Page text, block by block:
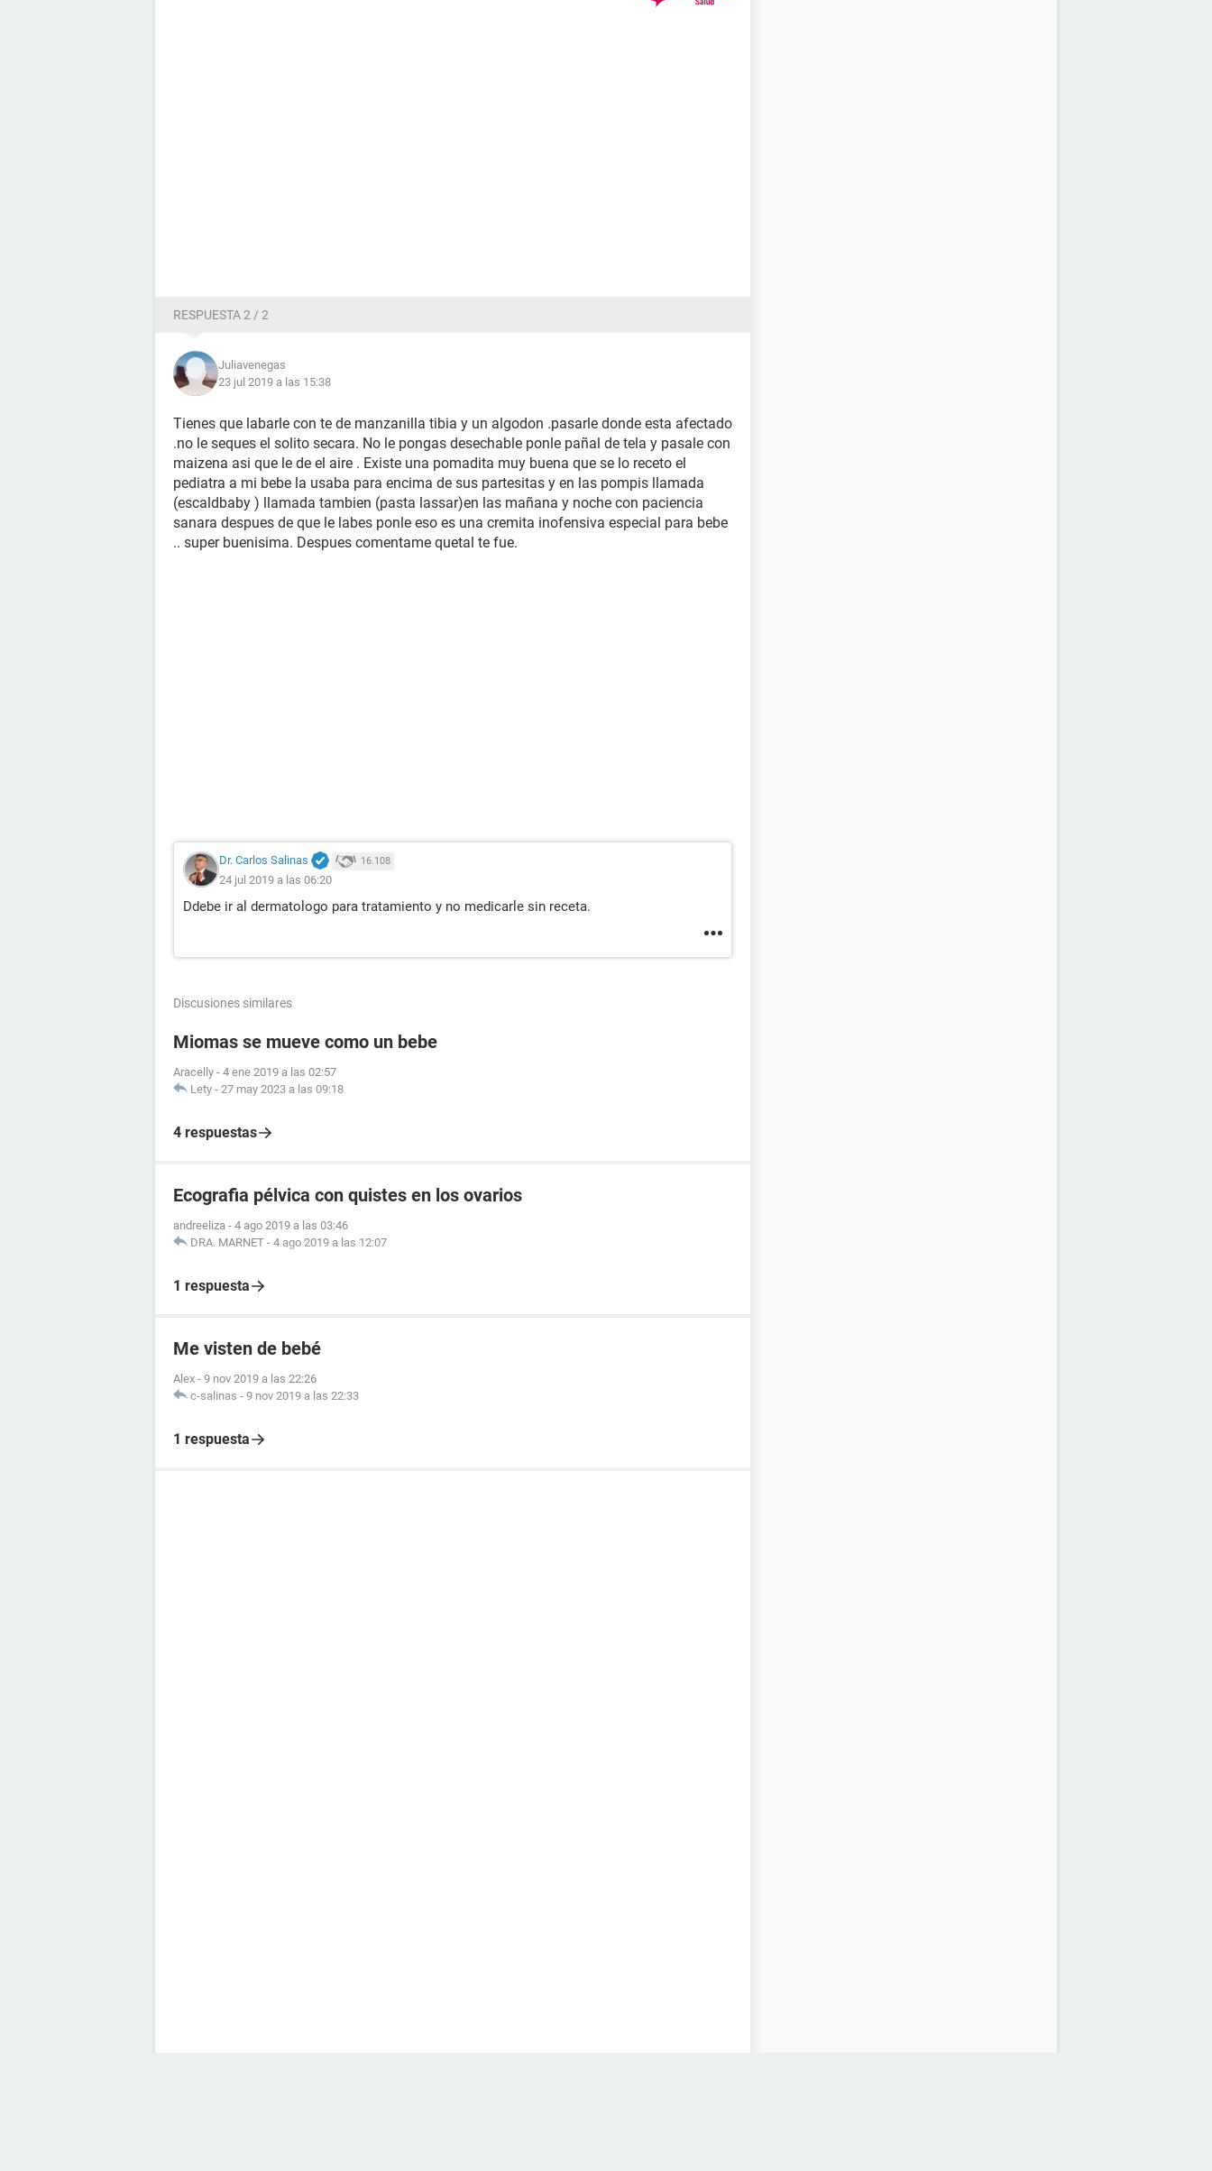
RESPUESTA 2 / 2
Juliavenegas
23 jul 2019 a las 15:38
Tienes que labarle con te de manzanilla tibia y un algodon .pasarle donde esta afectado
.no le seques el solito secara. No le pongas desechable ponle pañal de tela y pasale con
maizena asi que le de el aire . Existe una pomadita muy buena que se lo receto el
pediatra a mi bebe la usaba para encima de sus partesitas y en las pompis llamada
(escaldbaby ) llamada tambien (pasta lassar)en las mañana y noche con paciencia
sanara despues de que le labes ponle eso es una cremita inofensiva especial para bebe
.. super buenisima. Despues comentame quetal te fue.
Dr. Carlos Salinas 16.108
24 jul 2019 a las 06:20
Ddebe ir al dermatologo para tratamiento y no medicarle sin receta.
Discusiones similares
Miomas se mueve como un bebe
Aracelly - 4 ene 2019 a las 02:57
Lety - 27 may 2023 a las 09:18
4 respuestas
Ecografia pélvica con quistes en los ovarios
andreeliza - 4 ago 2019 a las 03:46
DRA. MARNET - 4 ago 2019 a las 12:07
1 respuesta
Me visten de bebé
Alex - 9 nov 2019 a las 22:26
c-salinas - 9 nov 2019 a las 22:33
1 respuesta